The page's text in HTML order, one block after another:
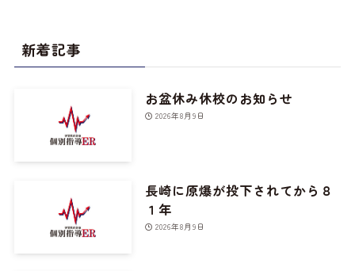
新着記事
お盆休み休校のお知らせ
2026年8月9日
長崎に原爆が投下されてから８
１年
2026年8月9日